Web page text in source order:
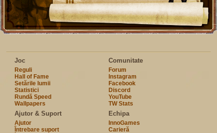
Joc
Reguli
Hall of Fame
Setările lumii
Statistici
Rundă Speed
Wallpapers
Comunitate
Forum
Instagram
Facebook
Discord
YouTube
TW Stats
Ajutor & Suport
Ajutor
Întrebare suport
Echipa
InnoGames
Carieră